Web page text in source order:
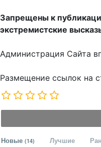
Запрещены к
экстремистские
Администрация Сайта
Размещение ссылок на
Новые (14) Лучшие